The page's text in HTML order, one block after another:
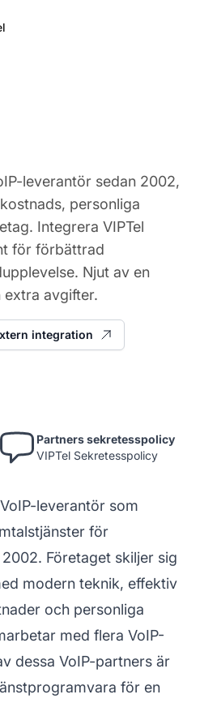
leverantör sedan 2002,
personliga
Integrera VIPTel
för förbättrad
Njut av en
avgifter.
integration
Partners sekretesspolicy
VIPTel Sekretesspolicy
leverantör som
för
Företaget skiljer sig
modern teknik, effektiv
och personliga
med flera VoIP-
dessa VoIP-partners är
för en